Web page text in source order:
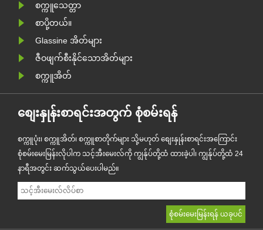
စက္ကူသေတ္တာ
စာပို့တယ်။
Glassine အိတ်များ
ဇီဝဖျက်စီးနိုင်သောအိတ်များ
စက္ကူအိတ်
စျေးနှုန်းစာရင်းအတွက် စုံစမ်းရန်
စက္ကူပုံး၊ စက္ကူအိတ်၊ စက္ကူစာတိုက်များ သို့မဟုတ် စျေးနှုန်းစာရင်းအကြောင်း
စုံစမ်းမေးမြန်းလိုပါက သင့်အီးမေးလ်ကို ကျွန်ုပ်တို့ထံ ထားခဲ့ပါ၊ ကျွန်ုပ်တို့ထံ 24
နာရီအတွင်း ဆက်သွယ်ပေးပါမည်။